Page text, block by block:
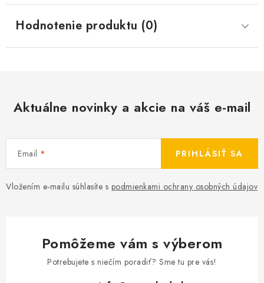
Hodnotenie produktu (0)
Aktuálne novinky a akcie na váš e-mail
Email
Vložením e-mailu súhlasíte s podmienkami ochrany osobných údajov
PRIHLÁSIŤ SA
Pomôžeme vám s výberom
Potrebujete s niečím poradiť? Sme tu pre vás!